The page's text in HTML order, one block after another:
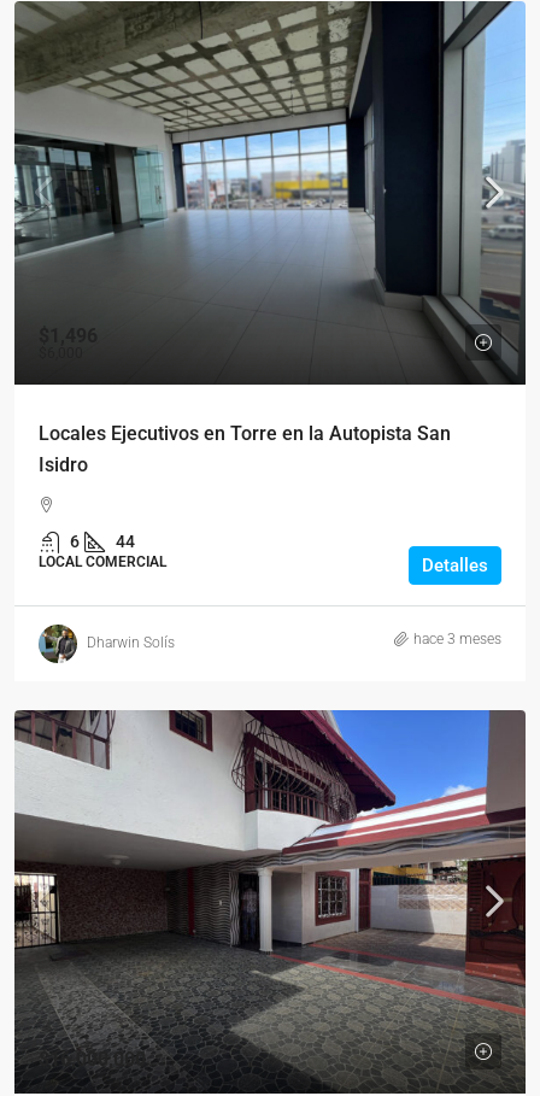
$1,496
Locales Ejecutivos en Torre en la Autopista San
Isidro
6 44
LOCAL COMERCIAL Detalles
Dharwin Solís hace 3 meses
$16,000,000